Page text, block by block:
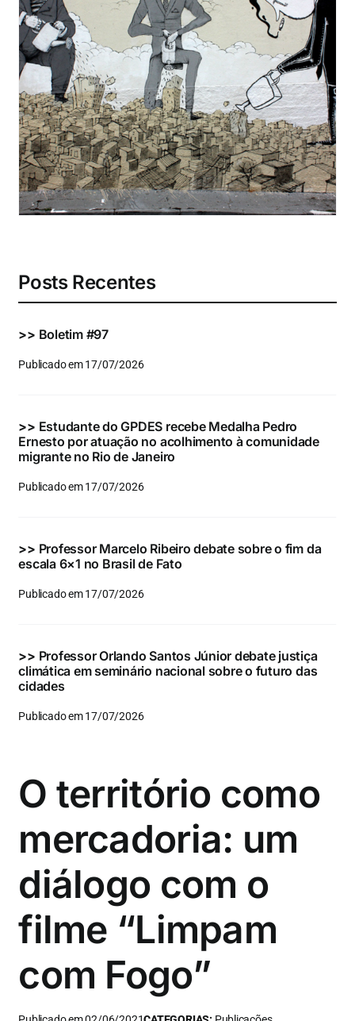
Eventos e Certificados
Comunicação
Buscar
resultados
para:
Posts Recentes
>> Boletim #97
Publicado em 17/07/2026
>> Estudante do GPDES recebe Medalha Pedro
Ernesto por atuação no acolhimento à comunidade
migrante no Rio de Janeiro
Publicado em 17/07/2026
>> Professor Marcelo Ribeiro debate sobre o fim da
escala 6×1 no Brasil de Fato
Publicado em 17/07/2026
>> Professor Orlando Santos Júnior debate justiça
climática em seminário nacional sobre o futuro das
cidades
Publicado em 17/07/2026
O território como
mercadoria: um
diálogo com o
filme “Limpam
com Fogo”